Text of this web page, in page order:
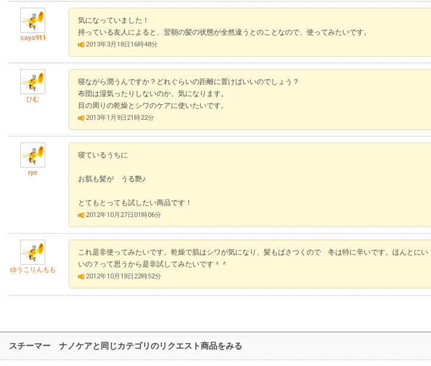
saya911
気になっていました！
持っている友人によると、翌朝の髪の状態が全然違うとのことなので、使ってみたいです。
2013年3月18日16時48分
ひむ
寝ながら潤うんですか？どれぐらいの距離に置けばいいのでしょう？
布団は湿気ったりしないのか、気になります。
目の周りの乾燥とシワのケアに使いたいです。
2013年1月9日21時22分
rye
寝ているうちに
お肌も髪が うる艶♪
とてもとっても試したい商品です！
2012年10月27日01時06分
ゆうこりんもも
これ是非使ってみたいです。乾燥で肌はシワが気になり、髪もぱさつくので 冬は特に辛いです。ほんとにい
いの？って思うから是非試してみたいです＾＾
2012年10月18日22時52分
スチーマー ナノケアと同じカテゴリのリクエスト商品をみる